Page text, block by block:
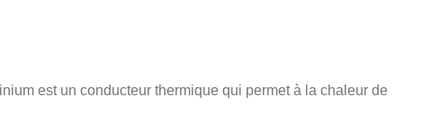
est un conducteur thermique qui permet à la chaleur de